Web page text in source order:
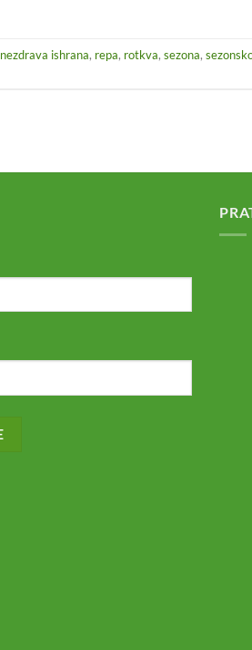
nezdrava ishrana, repa, rotkva, sezona,